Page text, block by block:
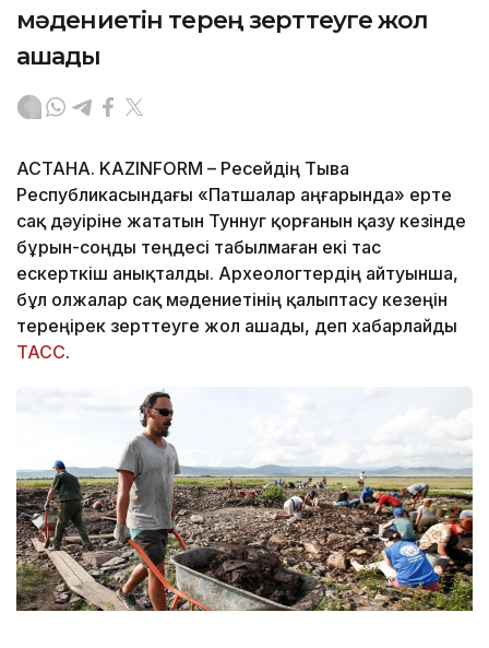
мәдениетін терең зерттеуге жол
ашады
АСТАНА. KAZINFORM – Ресейдің Тыва
Республикасындағы «Патшалар аңғарында» ерте
сақ дәуіріне жататын Туннуг қорғанын қазу кезінде
бұрын-соңды теңдесі табылмаған екі тас
ескерткіш анықталды. Археологтердің айтуынша,
бұл олжалар сақ мәдениетінің қалыптасу кезеңін
тереңірек зерттеуге жол ашады, деп хабарлайды
ТАСС.